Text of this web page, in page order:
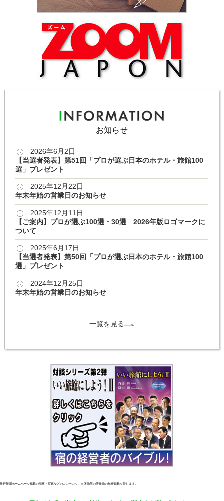
お知らせ
2026年6月2日
【当選者発表】第51回「プロが選ぶ日本のホテル・旅館100
選」プレゼント
2025年12月22日
年末年始の営業日のお知らせ
2025年12月11日
【ご案内】プロが選ぶ100選・30選 2026年版ロゴマークに
ついて
2025年6月17日
【当選者発表】第50回「プロが選ぶ日本のホテル・旅館100
選」プレゼント
2024年12月25日
年末年始の営業日のお知らせ
一覧を見る
旅行新聞ホームページ掲載の記事・写真などのコンテンツ、出版物等の著作物の無断転載を禁じます。